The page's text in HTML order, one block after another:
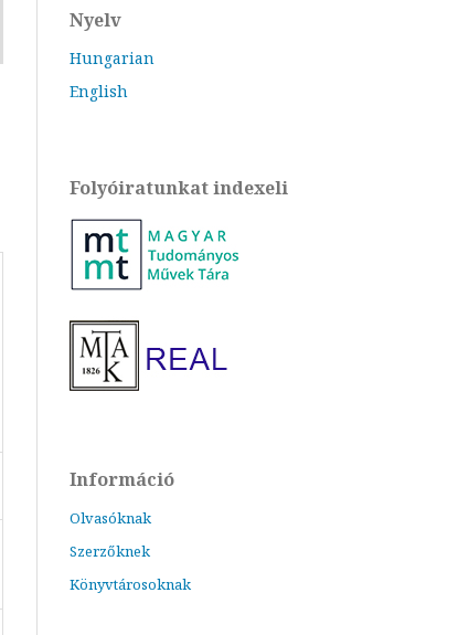
Nyelv
Hungarian
English
Folyóiratunkat indexeli
Információ
Olvasóknak
Szerzőknek
Könyvtárosoknak